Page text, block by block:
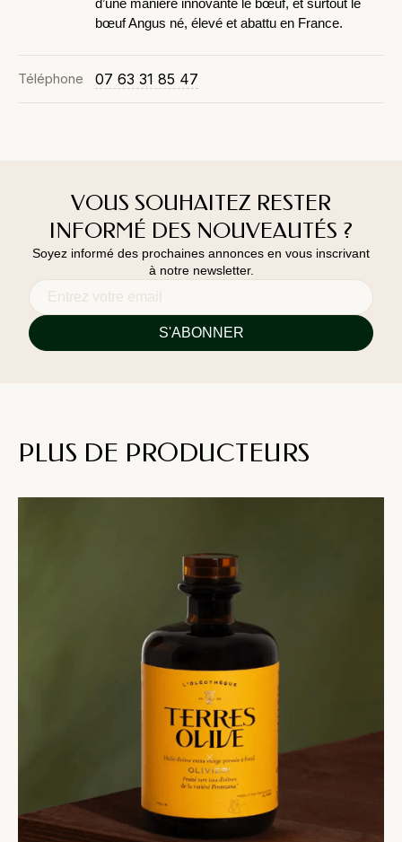
bœuf Angus né, élevé et abattu en France.
Téléphone 07 63 31 85 47
VOUS SOUHAITEZ RESTER
INFORMÉ DES NOUVEAUTÉS ?
Soyez informé des prochaines annonces en vous inscrivant
à notre newsletter.
PLUS DE PRODUCTEURS